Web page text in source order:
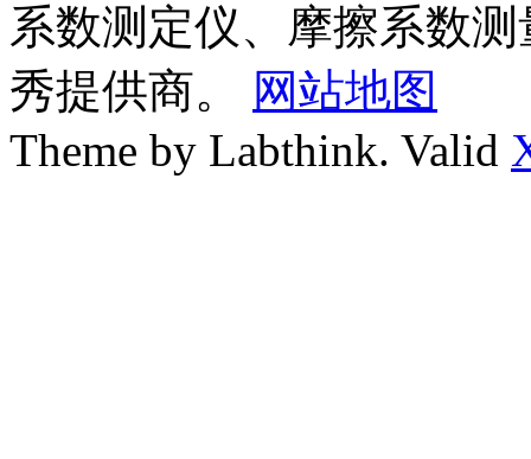
系数测定仪、摩擦系数
秀提供商。
网站地图
Theme by Labthink. Valid